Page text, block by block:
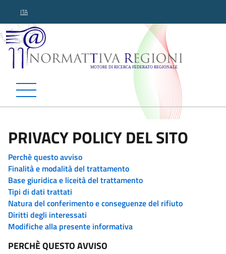
ITA
Normattiva Regioni -
PRIVACY POLICY DEL SITO
Perchè questo avviso
Finalità e modalità del trattamento
Base giuridica e liceità del trattamento
Tipi di dati trattati
Natura del conferimento e conseguenze del rifiuto
Diritti degli interessati
Modifiche alla presente informativa
PERCHÈ QUESTO AVVISO